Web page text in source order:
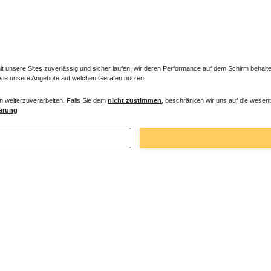
Sites zuverlässig und sicher laufen, wir deren Performance auf dem Schirm
unsere Angebote auf welchen Geräten nutzen.
weiterzuverarbeiten. Falls Sie dem nicht zustimmen , beschränken wir uns auf die